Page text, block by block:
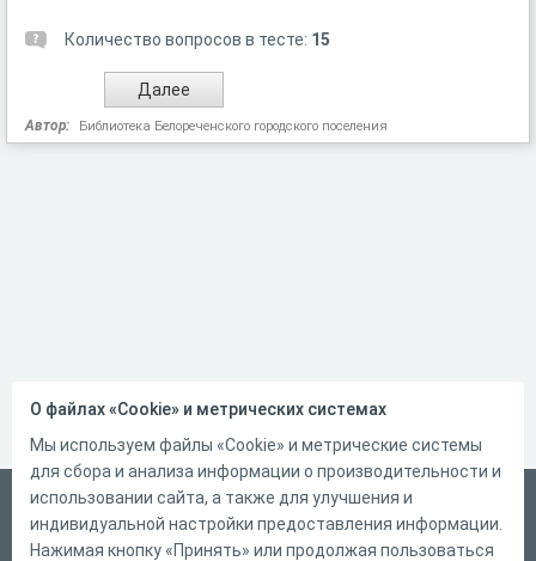
Количество вопросов в тесте: 15
Автор: Библиотека Белореченского городского поселения
Русский
Справка
О файлах «Cookie» и метрических системах
Мы используем файлы «Cookie» и метрические системы
для сбора и анализа информации о производительности и
использовании сайта, а также для улучшения и
индивидуальной настройки предоставления информации.
Нажимая кнопку «Принять» или продолжая пользоваться